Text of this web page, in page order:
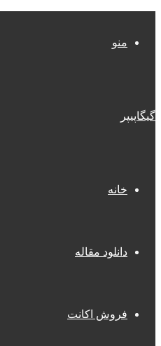
منو
گیگاپیپر
خانه
دانلود مقاله
فروش اکانت